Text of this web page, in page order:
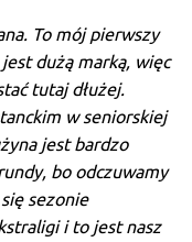
To mój pierwszy
dużą marką, więc
tutaj dłużej.
w seniorskiej
jest bardzo
bo odczuwamy
sezonie
i to jest nasz